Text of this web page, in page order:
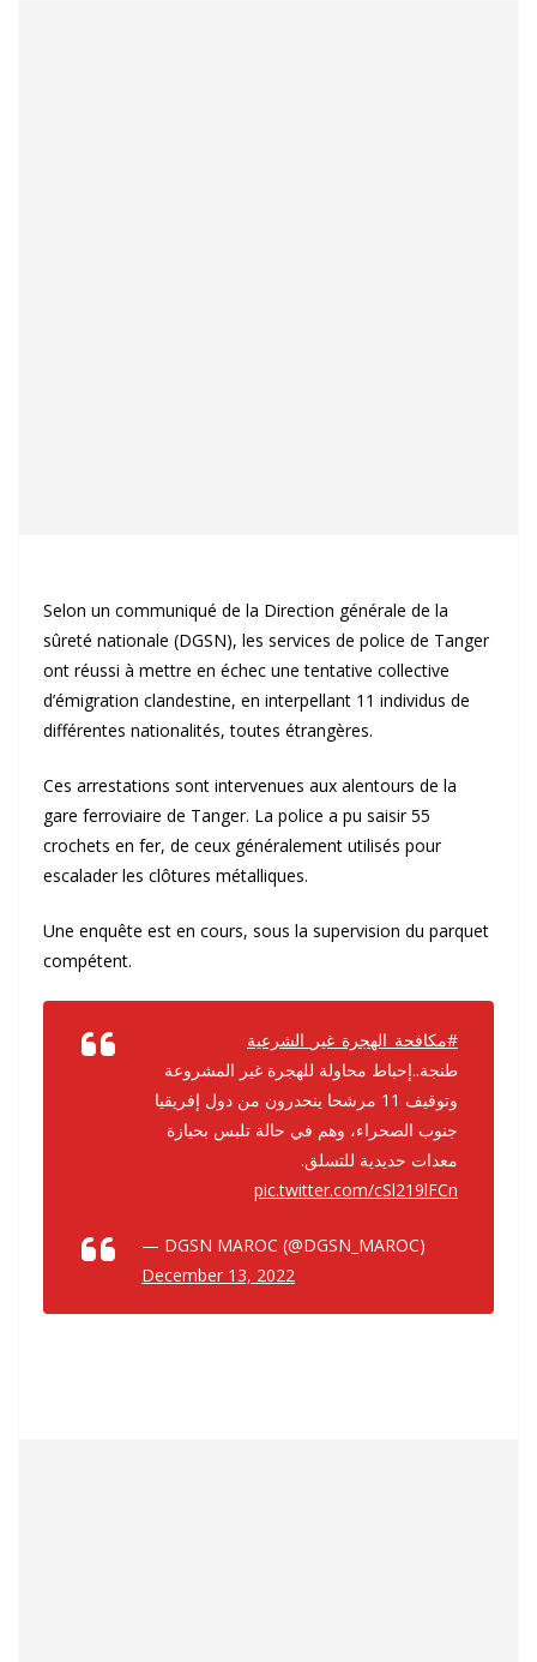
Selon un communiqué de la Direction générale de la
sûreté nationale (DGSN), les services de police de Tanger
ont réussi à mettre en échec une tentative collective
d’émigration clandestine, en interpellant 11 individus de
différentes nationalités, toutes étrangères.
Ces arrestations sont intervenues aux alentours de la
gare ferroviaire de Tanger. La police a pu saisir 55
crochets en fer, de ceux généralement utilisés pour
escalader les clôtures métalliques.
Une enquête est en cours, sous la supervision du parquet
compétent.
#مكافحة_الهجرة_غير_الشرعية
طنجة..إحباط محاولة للهجرة غير المشروعة
وتوقيف 11 مرشحا ينحدرون من دول إفريقيا
جنوب الصحراء، وهم في حالة تلبس بحيازة
معدات حديدية للتسلق.
pic.twitter.com/cSl219lFCn
— DGSN MAROC (@DGSN_MAROC)
December 13, 2022